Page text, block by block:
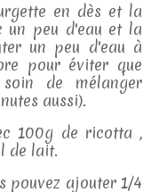
en dès et la
un peu d'eau et la
un peu d'eau à
pour éviter que
de mélanger
aussi).
100g de ricotta ,
de lait.
pouvez ajouter 1/4